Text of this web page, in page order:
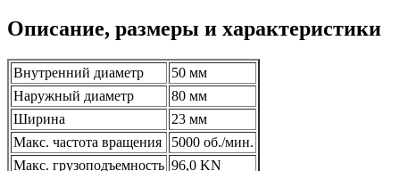
Описание, размеры и характеристики
Внутренний диаметр
50 мм
Наружный диаметр
80 мм
Ширина
23 мм
Макс. частота вращения
5000 об./мин.
Макс. грузоподъемность 96,0 KN